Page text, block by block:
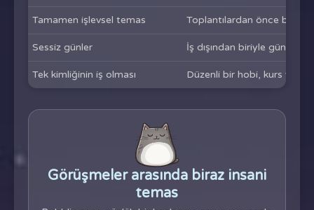
Tamamen işlevsel temas Toplantılardan önce beş
Sessiz günler İş dışından biriyle günlük
Tek kimliğinin iş olması Düzenli bir hobi, kurs ya
Görüşmeler arasında biraz insani
temas